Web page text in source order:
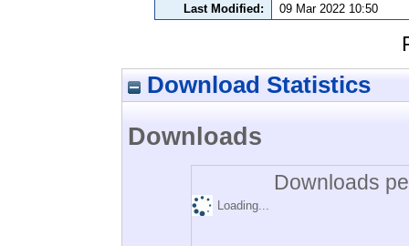
Last Modified:
09 Mar 2022 10:50
Download Statistics
Downloads
Downloads
Loading...